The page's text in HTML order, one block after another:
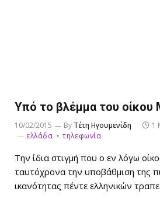
Υπό το βλέμμα του οίκου
10/02/2015 By Τέτη Ηγουμενίδη
1
ελλάδα
τηλεφωνία
Την ίδια στιγμή που ο εν λόγω
ταυτόχρονα την υποβάθμιση της
ικανότητας πέντε ελληνικών